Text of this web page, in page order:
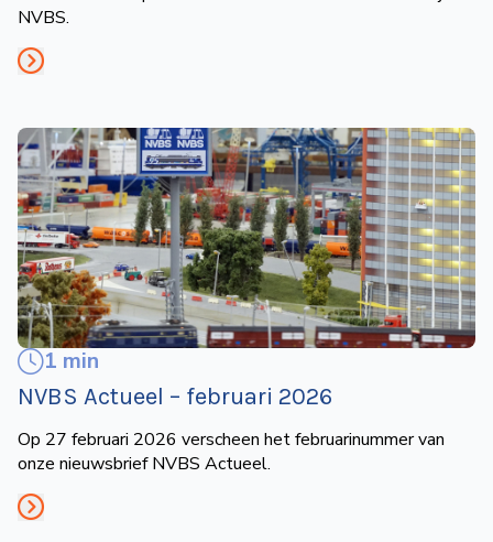
NVBS.
1 min
NVBS Actueel – februari 2026
Op 27 februari 2026 verscheen het februarinummer van
onze nieuwsbrief NVBS Actueel.